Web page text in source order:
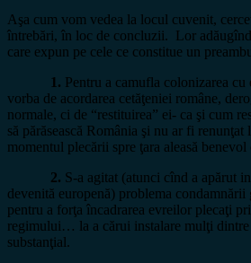
Aşa cum vom vedea la locul cuvenit,
întrebări, în loc de concluzii. Lor
care expun pe cele ce constitue un
1. Pentru a camufla colonizarea cu
vorba de acordarea cetăţeniei române,
normale, ci de “restituirea” ei- ca şi cum
să părăsească România şi nu ar fi renunţat
momentul plecării spre ţara aleasă benevol
2. S-a agitat (atunci cînd a apărut
devenită europenă) problema
pentru a forţa încadrarea evreilor plecaţi
regimului… la a cărui instalare mulţi
substanţial.